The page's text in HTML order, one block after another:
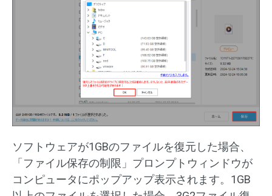
ソフトウェアが1GBのファイルを復元した場合、
「ファイル保存の制限」プロンプトウィンドウが
コンピュータにポップアップ表示されます。1GB